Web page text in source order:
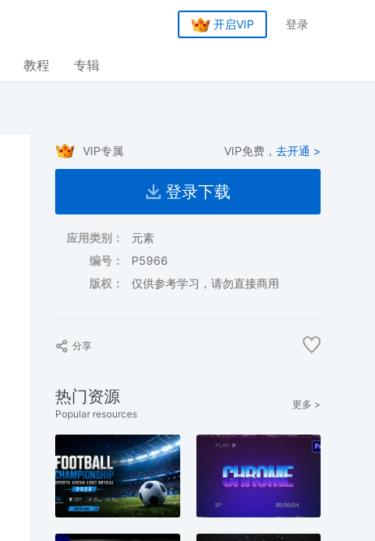
开启VIP 登录
教程 专辑
VIP专属 VIP免费， 去开通 >
登录下载
应用类别：
元素
编号：
P5966
版权：
仅供参考学习，请勿直接商用
分享
热门资源
Popular resources
更多 >